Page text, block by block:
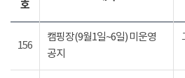
호
156
캠핑장(9월1일~6일) 미운영
공지